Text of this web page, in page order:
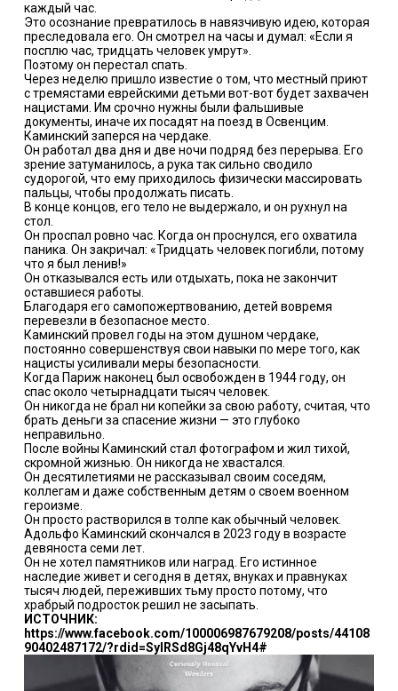
каждый час.
Это осознание превратилось в навязчивую идею, которая
преследовала его. Он смотрел на часы и думал: «Если я
посплю час, тридцать человек умрут».
Поэтому он перестал спать.
Через неделю пришло известие о том, что местный приют
с тремястами еврейскими детьми вот-вот будет захвачен
нацистами. Им срочно нужны были фальшивые
документы, иначе их посадят на поезд в Освенцим.
Каминский заперся на чердаке.
Он работал два дня и две ночи подряд без перерыва. Его
зрение затуманилось, а рука так сильно сводило
судорогой, что ему приходилось физически массировать
пальцы, чтобы продолжать писать.
В конце концов, его тело не выдержало, и он рухнул на
стол.
Он проспал ровно час. Когда он проснулся, его охватила
паника. Он закричал: «Тридцать человек погибли, потому
что я был ленив!»
Он отказывался есть или отдыхать, пока не закончит
оставшиеся работы.
Благодаря его самопожертвованию, детей вовремя
перевезли в безопасное место.
Каминский провел годы на этом душном чердаке,
постоянно совершенствуя свои навыки по мере того, как
нацисты усиливали меры безопасности.
Когда Париж наконец был освобожден в 1944 году, он
спас около четырнадцати тысяч человек.
Он никогда не брал ни копейки за свою работу, считая, что
брать деньги за спасение жизни — это глубоко
неправильно.
После войны Каминский стал фотографом и жил тихой,
скромной жизнью. Он никогда не хвастался.
Он десятилетиями не рассказывал своим соседям,
коллегам и даже собственным детям о своем военном
героизме.
Он просто растворился в толпе как обычный человек.
Адольфо Каминский скончался в 2023 году в возрасте
девяноста семи лет.
Он не хотел памятников или наград. Его истинное
наследие живет и сегодня в детях, внуках и правнуках
тысяч людей, переживших тьму просто потому, что
храбрый подросток решил не засыпать.
ИСТОЧНИК:
https://www.facebook.com/100006987679208/posts/44108
90402487172/?rdid=SylRSd8Gj48qYvH4#